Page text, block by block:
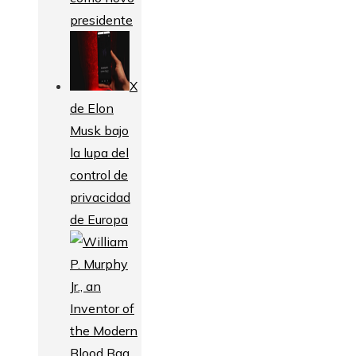
presidente
X
de Elon
Musk bajo
la lupa del
control de
privacidad
de Europa